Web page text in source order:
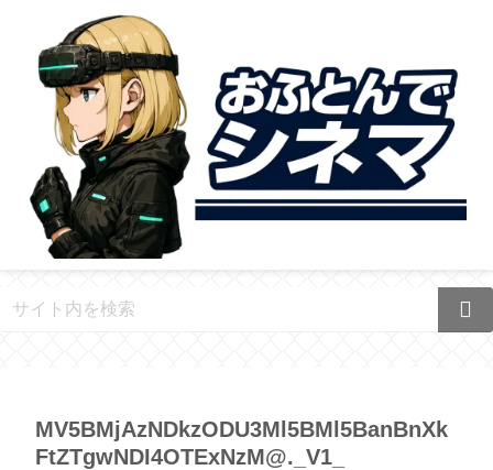
MV5BMjAzNDkzODU3Ml5BMl5BanBnXk
FtZTgwNDI4OTExNzM@._V1_